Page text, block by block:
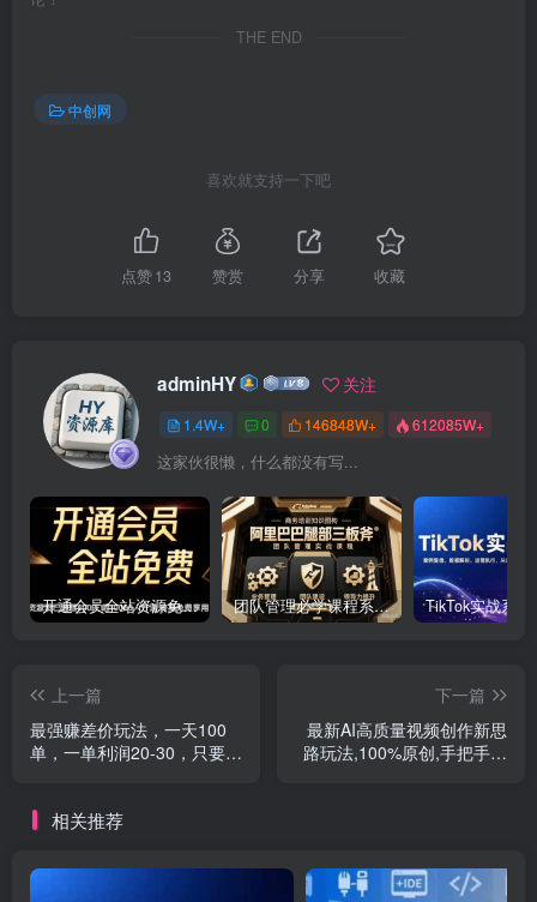
THE END
中创网
喜欢就支持一下吧
点赞13 赞赏 分享 收藏
adminHY 关注
1.4W+ 0 146848W+ 612085W+
这家伙很懒，什么都没有写...
开通会员全站资源免费下载 开通VIP会员 HY资源库 团队管理必学课程系列，阿里巴巴“腿部三板斧”
上一篇
最强赚差价玩法，一天100
单，一单利润20-30，只要做
下一篇
最新AI高质量视频创作新思
路玩法,100%原创,手把手教
相关推荐